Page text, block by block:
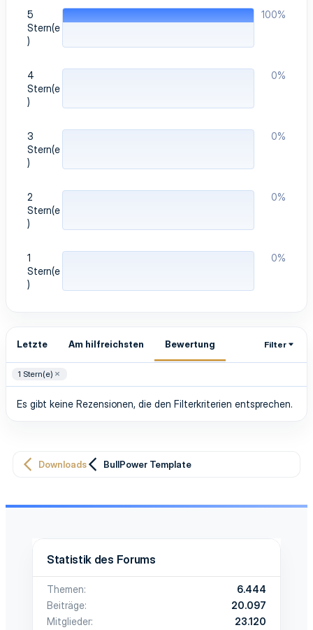
S
t
n
e
5
Stern(e
)
100%
4
Stern(e
)
0%
3
Stern(e
)
0%
2
Stern(e
)
0%
1
Stern(e
)
0%
Letzte Am hilfreichsten Bewertung Filter
1 Stern(e)
Es gibt keine Rezensionen, die den Filterkriterien entsprechen.
Downloads BullPower Template
Statistik des Forums
Themen
6.444
Beiträge
20.097
Mitglieder
23.120